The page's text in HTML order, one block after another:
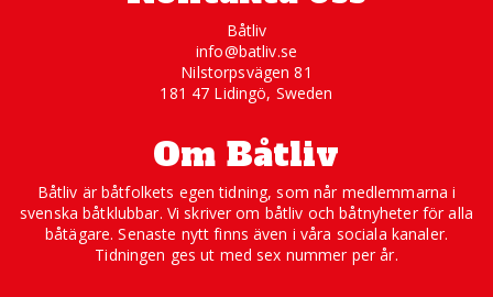
Båtliv
info@batliv.se
Nilstorpsvägen 81
181 47 Lidingö, Sweden
Om Båtliv
Båtliv är båtfolkets egen tidning, som når medlemmarna i
svenska båtklubbar. Vi skriver om båtliv och båtnyheter för alla
båtägare. Senaste nytt finns även i våra sociala kanaler.
Tidningen ges ut med sex nummer per år.